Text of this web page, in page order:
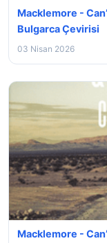
Macklemore -
Bulgarca Çevirisi
03 Nisan 2026
Macklemore -